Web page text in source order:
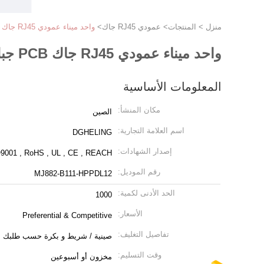
منزل > المنتجات> عمودي RJ45 جاك > واحد ميناء عمودي RJ45 جاك PCB جبل ، حسب الطلب أنثى LAN كابل جاك
واحد ميناء عمودي RJ45 جاك PCB جبل ، حسب الطلب أنثى LAN كابل جاك
المعلومات الأساسية
مكان المنشأ: الصين
اسم العلامة التجارية: DGHELING
إصدار الشهادات: , RoHS , UL , CE , REACH
رقم الموديل: MJ882-B111-HPPDL12
الحد الأدنى لكمية: 1000
الأسعار: Preferential & Competitive
تفاصيل التغليف: صينية / شريط و بكرة حسب طلبك
وقت التسليم: مخزون أو أسبوعين